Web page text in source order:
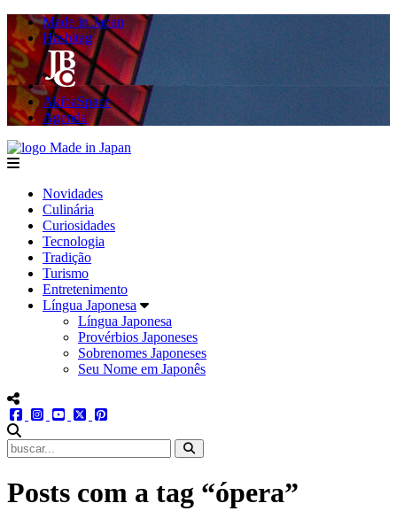
Made in Japan
Hashitag
AkibaSpace
Agenda
menu
Novidades
Culinária
Curiosidades
Tecnologia
Tradição
Turismo
Entretenimento
Língua Japonesa
Língua Japonesa
Provérbios Japoneses
Sobrenomes Japoneses
Seu Nome em Japonês
menu redes social
facebookinstagram
youtube
twitter
Posts com a tag “ópera”